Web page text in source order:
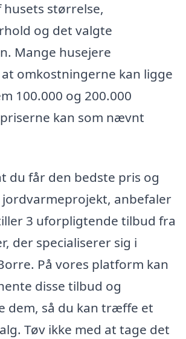
størrelse,
og det valgte
Mange husejere
omkostningerne kan ligge
100.000 og 200.000
kan som nævnt
du får den bedste pris og
jordvarmeprojekt, anbefaler
3 uforpligtende tilbud fra
der specialiserer sig i
På vores platform kan
disse tilbud og
dem, så du kan træffe et
Tøv ikke med at tage det